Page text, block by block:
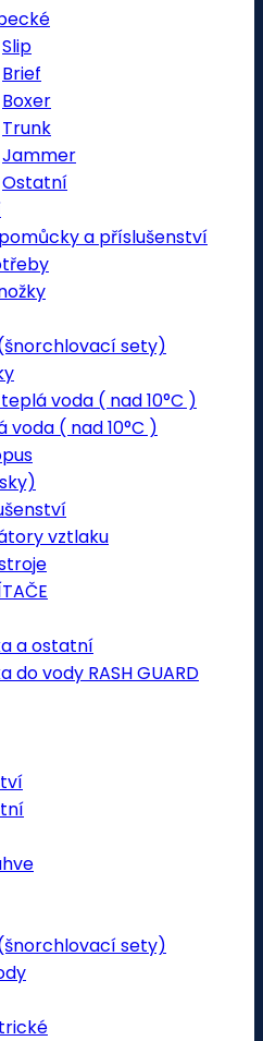
Slip
Brief
Boxer
Trunk
Jammer
Ostatní
a příslušenství
sety)
voda ( nad 10°C )
voda ( nad 10°C )
vztlaku
a ostatní
do vody RASH GUARD
sety)